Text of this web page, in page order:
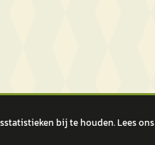
bij te houden. Lees ons